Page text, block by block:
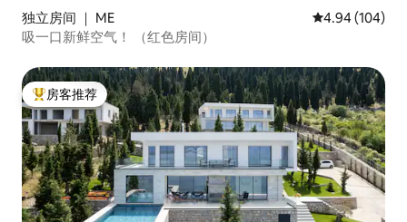
独立房间 ｜ ME 平均评分 4.94
4.94 (104)
吸一口新鲜空气！ （红色房间）
热门「房客推荐」
房客推荐